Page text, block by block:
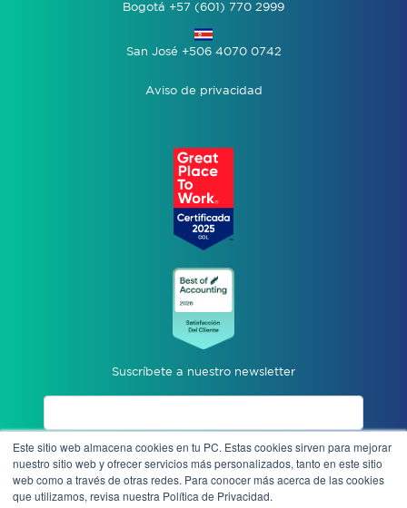
Este sitio web almacena cookies en tu PC. Estas cookies sirven para mejorar
nuestro sitio web y ofrecer servicios más personalizados, tanto en este sitio
web como a través de otras redes. Para conocer más acerca de las cookies
que utilizamos, revisa nuestra Política de Privacidad.
Bogotá +57 (601) 770 2999
San José +506 4070 0742
Aviso de privacidad
Suscríbete a nuestro newsletter
Enviar